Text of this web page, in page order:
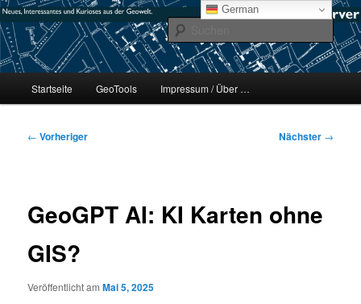
Zum
primären
Inhalt
springen#geoObserver
mikeE's GeoBlog
Startseite GeoTools Impressum / Über …
Beitragsnavigation
← Vorheriger Nächster →
GeoGPT AI: KI Karten ohne
GIS?
Veröffentlicht amMai 5, 2025
German